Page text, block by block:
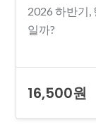
2026 하반기,
일까?
16,500원